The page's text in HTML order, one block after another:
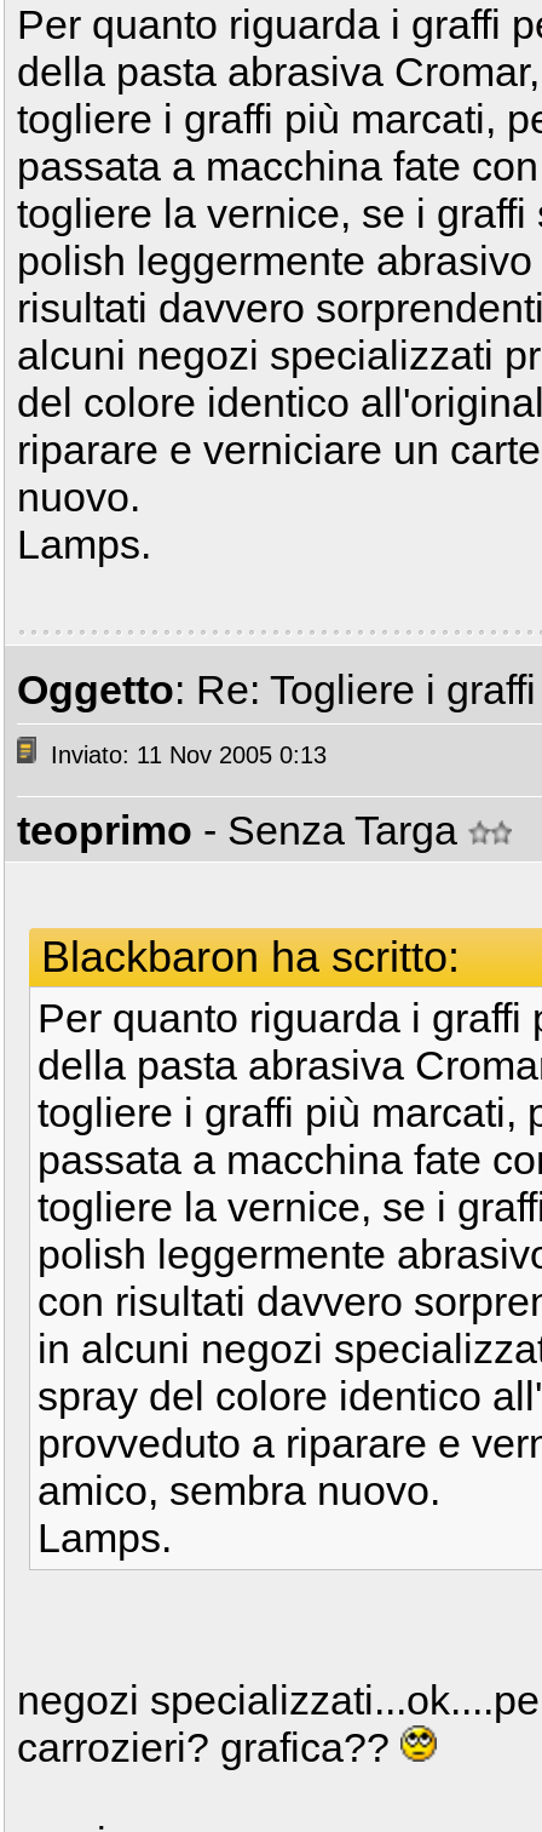
Per quanto riguarda i graffi
della pasta abrasiva
togliere i graffi più marcati,
passata a macchina fate
togliere la vernice, se i
polish leggermente
risultati davvero
alcuni negozi specializzati
del colore identico
riparare e verniciare un
nuovo.
Lamps.
Oggetto: Re: Togliere i graffi
Inviato: 11 Nov 2005 0:13
teoprimo - Senza Targa
Blackbaron ha scritto:
Per quanto riguarda i
della pasta abrasiva
togliere i graffi più marcati,
passata a macchina fate
togliere la vernice, se i
polish leggermente
con risultati davvero
in alcuni negozi
spray del colore identico
provveduto a riparare e
amico, sembra nuovo.
Lamps.
negozi
carrozieri? grafica??